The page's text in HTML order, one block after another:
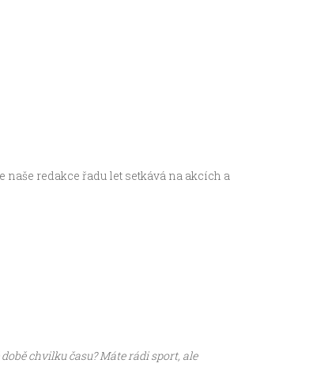
redakce řadu let setkává na akcích a
chvilku času? Máte rádi sport, ale